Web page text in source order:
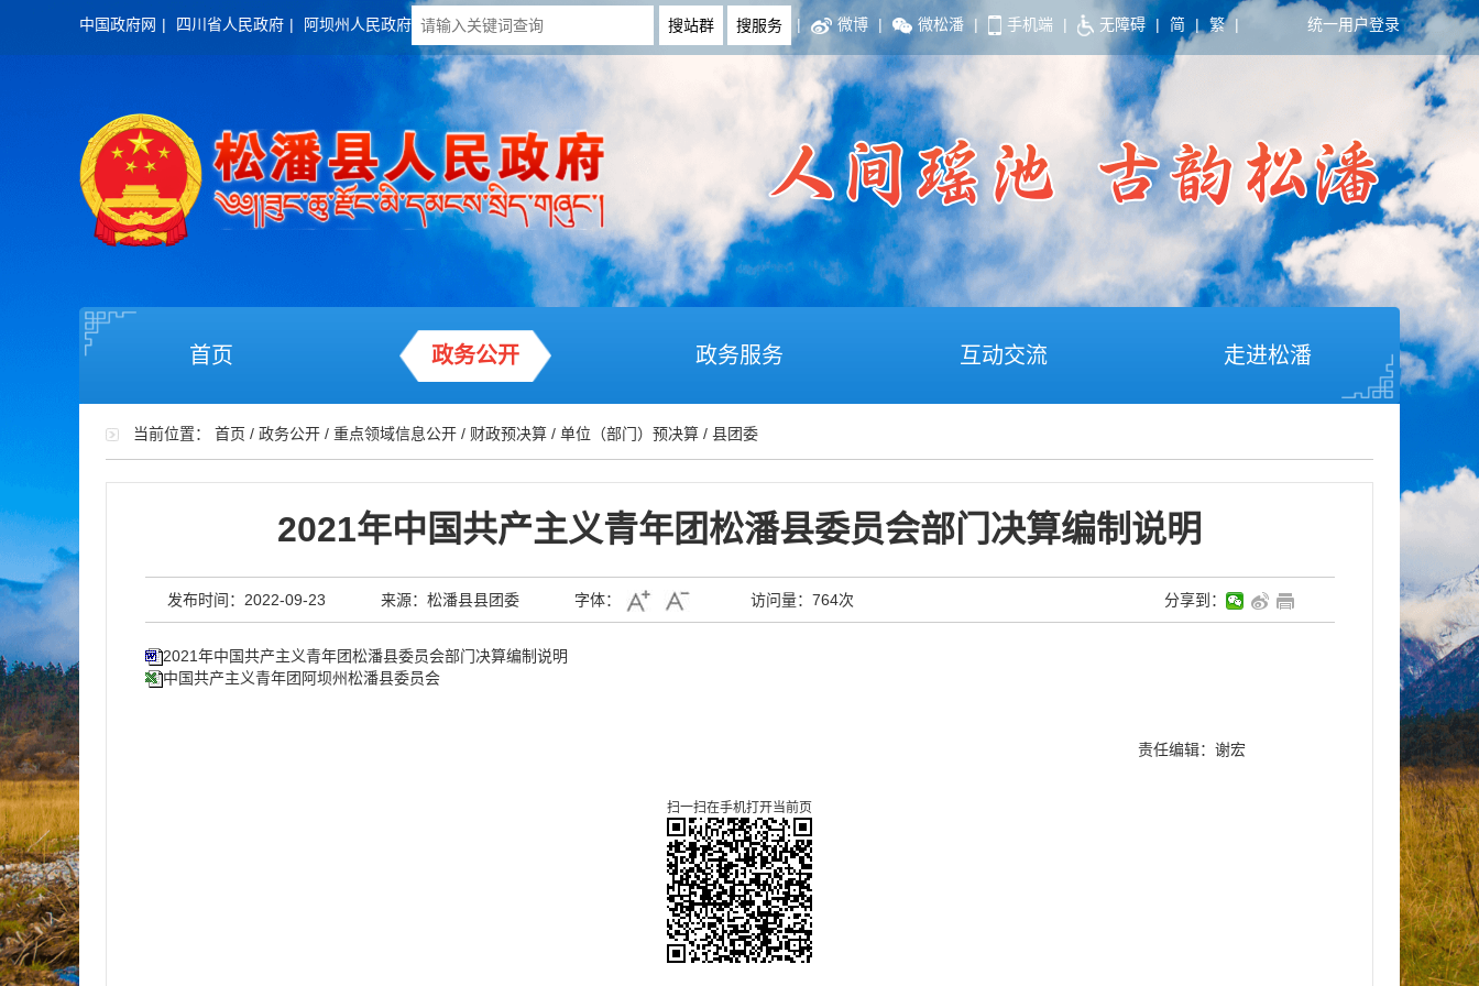
中国政府网 | 四川省人民政府 | 阿坝州人民政府 | 微博 | 微松潘 | 手机端 | 无障碍 | 简 | 繁 | 统一用户登录
首页 政务公开 政务服务 互动交流 走进松潘
当前位置： 首页 / 政务公开 / 重点领域信息公开 / 财政预决算 / 单位（部门）预决算 / 县团委
2021年中国共产主义青年团松潘县委员会部门决算编制说明
发布时间：2022-09-23 来源：松潘县县团委 字体： 访问量： 764次 分享到：
2021年中国共产主义青年团松潘县委员会部门决算编制说明
中国共产主义青年团阿坝州松潘县委员会
责任编辑：谢宏
扫一扫在手机打开当前页